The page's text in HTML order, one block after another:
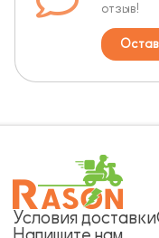
отзыв!
Условия доставки